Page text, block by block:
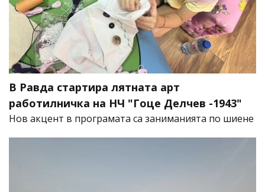
В Равда стартира лятната арт
работилничка на НЧ "Гоце Делчев -1943"
Нов акцент в програмата са заниманията по шиене